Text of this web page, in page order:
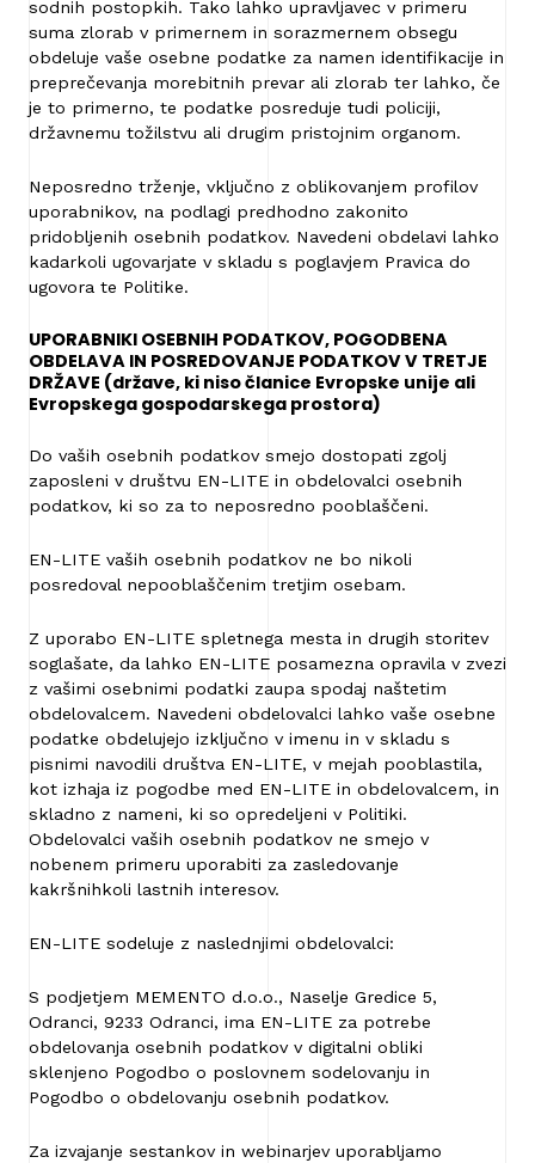
sodnih postopkih. Tako lahko upravljavec v primeru
suma zlorab v primernem in sorazmernem obsegu
obdeluje vaše osebne podatke za namen identifikacije in
preprečevanja morebitnih prevar ali zlorab ter lahko, če
je to primerno, te podatke posreduje tudi policiji,
državnemu tožilstvu ali drugim pristojnim organom.
Neposredno trženje, vključno z oblikovanjem profilov
uporabnikov, na podlagi predhodno zakonito
pridobljenih osebnih podatkov. Navedeni obdelavi lahko
kadarkoli ugovarjate v skladu s poglavjem Pravica do
ugovora te Politike.
UPORABNIKI OSEBNIH PODATKOV, POGODBENA
OBDELAVA IN POSREDOVANJE PODATKOV V TRETJE
DRŽAVE (države, ki niso članice Evropske unije ali
Evropskega gospodarskega prostora)
Do vaših osebnih podatkov smejo dostopati zgolj
zaposleni v društvu EN-LITE in obdelovalci osebnih
podatkov, ki so za to neposredno pooblaščeni.
EN-LITE vaših osebnih podatkov ne bo nikoli
posredoval nepooblaščenim tretjim osebam.
Z uporabo EN-LITE spletnega mesta in drugih storitev
soglašate, da lahko EN-LITE posamezna opravila v zvezi
z vašimi osebnimi podatki zaupa spodaj naštetim
obdelovalcem. Navedeni obdelovalci lahko vaše osebne
podatke obdelujejo izključno v imenu in v skladu s
pisnimi navodili društva EN-LITE, v mejah pooblastila,
kot izhaja iz pogodbe med EN-LITE in obdelovalcem, in
skladno z nameni, ki so opredeljeni v Politiki.
Obdelovalci vaših osebnih podatkov ne smejo v
nobenem primeru uporabiti za zasledovanje
kakršnihkoli lastnih interesov.
EN-LITE sodeluje z naslednjimi obdelovalci:
S podjetjem MEMENTO d.o.o., Naselje Gredice 5,
Odranci, 9233 Odranci, ima EN-LITE za potrebe
obdelovanja osebnih podatkov v digitalni obliki
sklenjeno Pogodbo o poslovnem sodelovanju in
Pogodbo o obdelovanju osebnih podatkov.
Za izvajanje sestankov in webinarjev uporabljamo